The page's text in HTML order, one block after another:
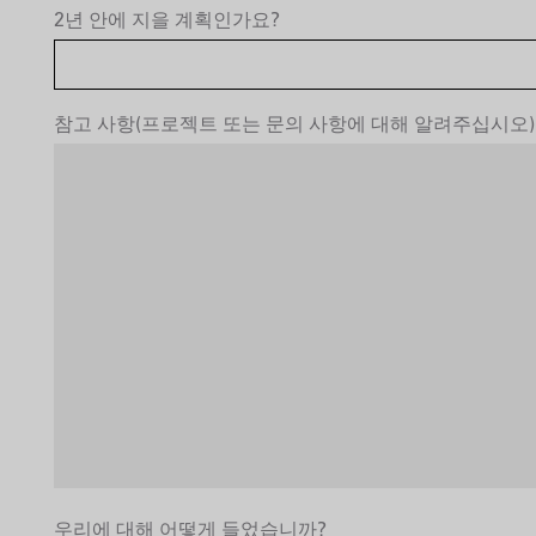
2년 안에 지을 계획인가요?
참고 사항(프로젝트 또는 문의 사항에 대해 알려주십시오
우리에 대해 어떻게 들었습니까?